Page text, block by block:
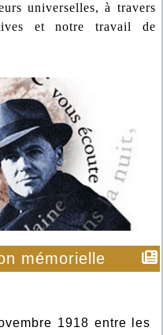
universelles, à travers
et notre travail de
mémorielle
1918 entre les